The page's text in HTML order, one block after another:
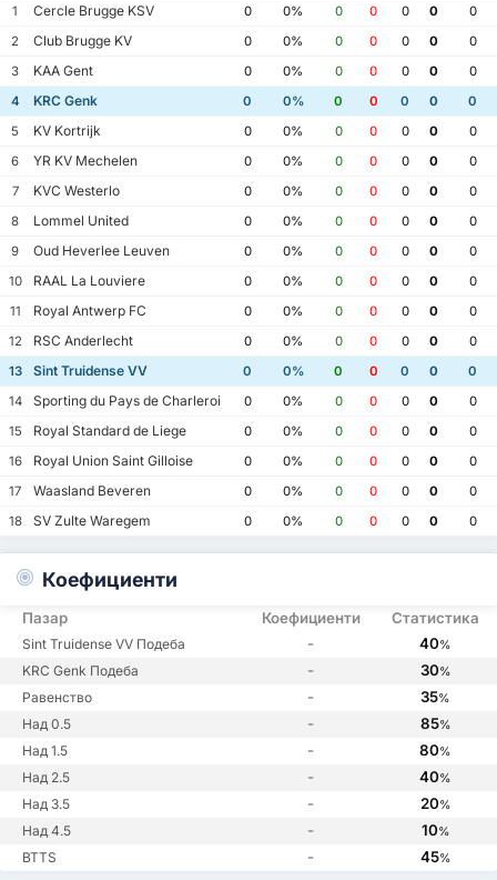
1 Cercle Brugge KSV 0 0% 0 0 0 0
0
2
Club Brugge KV 0 0% 0 0 0 0
0
3
KAA Gent 0 0% 0 0 0 0
0
4
KRC Genk 0 0% 0 0 0 0
0
5
KV Kortrijk 0 0% 0 0 0 0
0
6
YR KV Mechelen 0 0% 0 0 0 0
0
7
KVC Westerlo 0 0% 0 0 0 0
0
8
Lommel United 0 0% 0 0 0 0
0
9
Oud Heverlee Leuven 0 0% 0 0 0 0
0
10
RAAL La Louviere 0 0% 0 0 0 0
0
11
Royal Antwerp FC 0 0% 0 0 0 0
0
12
RSC Anderlecht 0 0% 0 0 0 0
0
13
Sint Truidense VV 0 0% 0 0 0 0
0
14
Sporting du Pays de Charleroi 0 0% 0 0 0 0
0
15
Royal Standard de Liege 0 0% 0 0 0 0
0
16
Royal Union Saint Gilloise 0 0% 0 0 0 0
0
17
Waasland Beveren 0 0% 0 0 0 0
0
18
SV Zulte Waregem 0 0% 0 0 0 0 0
Коефициенти
Пазар Коефициенти Статистика
Sint Truidense VV Подеба - 40%
KRC Genk Подеба - 30%
Равенство - 35%
Над 0.5 - 85%
Над 1.5 - 80%
Над 2.5 - 40%
Над 3.5 - 20%
Над 4.5 - 10%
BTTS - 45%